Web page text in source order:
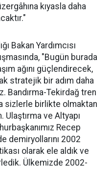
kıyasla daha
Bakan Yardımcısı
"Bugün burada
ağını güçlendirecek,
stratejik bir adım daha
Bandırma-Tekirdağ tren
sizlerle birlikte olmaktan
ve Altyapı
Recep
demiryollarını 2002
olarak ele aldık ve
Ülkemizde 2002-